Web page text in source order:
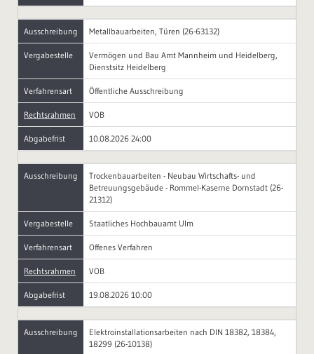
Ausschreibung Metallbauarbeiten, Türen (26-63132)
Vergabestelle
Vermögen und Bau Amt Mannheim und Heidelberg,
Dienstsitz Heidelberg
Verfahrensart Öffentliche Ausschreibung
Rechtsrahmen VOB
Abgabefrist 10.08.2026 24:00
Ausschreibung
Trockenbauarbeiten - Neubau Wirtschafts- und
Betreuungsgebäude - Rommel-Kaserne Dornstadt (26-
21312)
Vergabestelle Staatliches Hochbauamt Ulm
Verfahrensart Offenes Verfahren
Rechtsrahmen VOB
Abgabefrist 19.08.2026 10:00
Ausschreibung
Elektroinstallationsarbeiten nach DIN 18382, 18384,
18299 (26-10138)